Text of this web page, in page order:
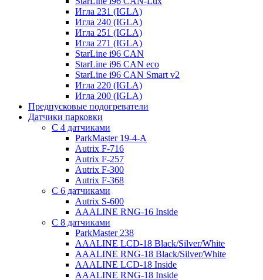
Игла 231 (IGLA)
Игла 240 (IGLA)
Игла 251 (IGLA)
Игла 271 (IGLA)
StarLine i96 CAN
StarLine i96 CAN eco
StarLine i96 CAN Smart v2
Игла 220 (IGLA)
Игла 200 (IGLA)
Предпусковые подогреватели
Датчики парковки
С 4 датчиками
ParkMaster 19-4-A
Autrix F-716
Autrix F-257
Autrix F-300
Autrix F-368
С 6 датчиками
Autrix S-600
AAALINE RNG-16 Inside
С 8 датчиками
ParkMaster 238
AAALINE LCD-18 Black/Silver/White
AAALINE RNG-18 Black/Silver/White
AAALINE LCD-18 Inside
AAALINE RNG-18 Inside